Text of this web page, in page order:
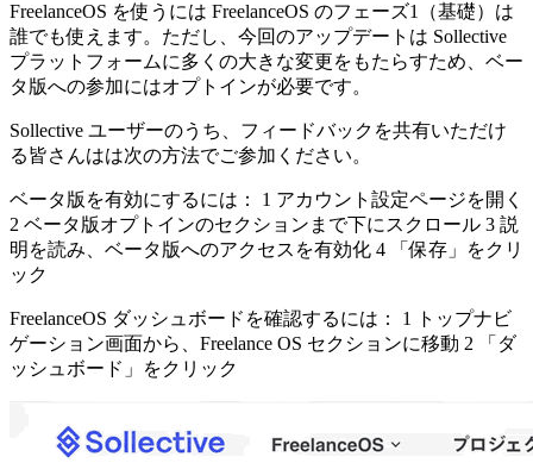
FreelanceOS を使うには FreelanceOS のフェーズ1（基礎）は
誰でも使えます。ただし、今回のアップデートは Sollective
プラットフォームに多くの大きな変更をもたらすため、ベー
タ版への参加にはオプトインが必要です。
Sollective ユーザーのうち、フィードバックを共有いただけ
る皆さんはは次の方法でご参加ください。
ベータ版を有効にするには： 1 アカウント設定ページを開く
2 ベータ版オプトインのセクションまで下にスクロール 3 説
明を読み、ベータ版へのアクセスを有効化 4 「保存」をクリ
ック
FreelanceOS ダッシュボードを確認するには： 1 トップナビ
ゲーション画面から、Freelance OS セクションに移動 2 「ダ
ッシュボード」をクリック